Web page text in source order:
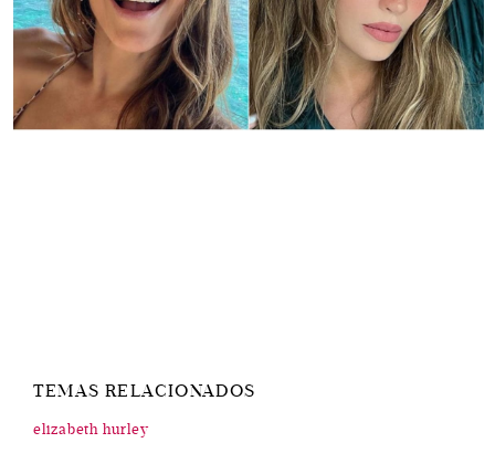
TEMAS RELACIONADOS
elizabeth hurley